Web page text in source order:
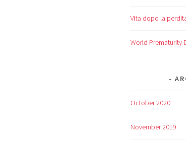
Vita dopo la
World Prematurity
October 2020
November 2019